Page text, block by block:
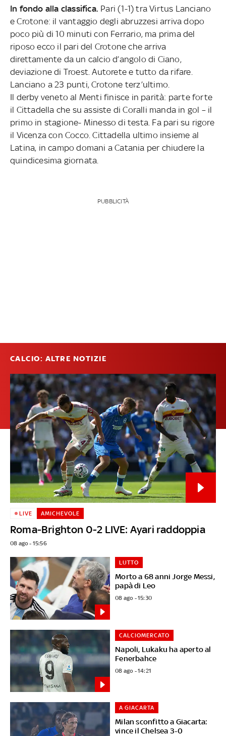
In fondo alla classifica. Pari (1-1) tra Virtus Lanciano
e Crotone: il vantaggio degli abruzzesi arriva dopo
poco più di 10 minuti con Ferrario, ma prima del
riposo ecco il pari del Crotone che arriva
direttamente da un calcio d’angolo di Ciano,
deviazione di Troest. Autorete e tutto da rifare.
Lanciano a 23 punti, Crotone terz’ultimo.
Il derby veneto al Menti finisce in parità: parte forte
il Cittadella che su assiste di Coralli manda in gol – il
primo in stagione- Minesso di testa. Fa pari su rigore
il Vicenza con Cocco. Cittadella ultimo insieme al
Latina, in campo domani a Catania per chiudere la
quindicesima giornata.
PUBBLICITÀ
CALCIO: ALTRE NOTIZIE
Roma-Brighton 0-2 LIVE: Ayari raddoppia
LIVE AMICHEVOLE
08 ago - 15:56
Morto a 68 anni Jorge Messi,
papà di Leo
LUTTO
08 ago - 15:30
Napoli, Lukaku ha aperto al
Fenerbahce
CALCIOMERCATO
08 ago - 14:21
Milan sconfitto a Giacarta:
vince il Chelsea 3-0
A GIACARTA